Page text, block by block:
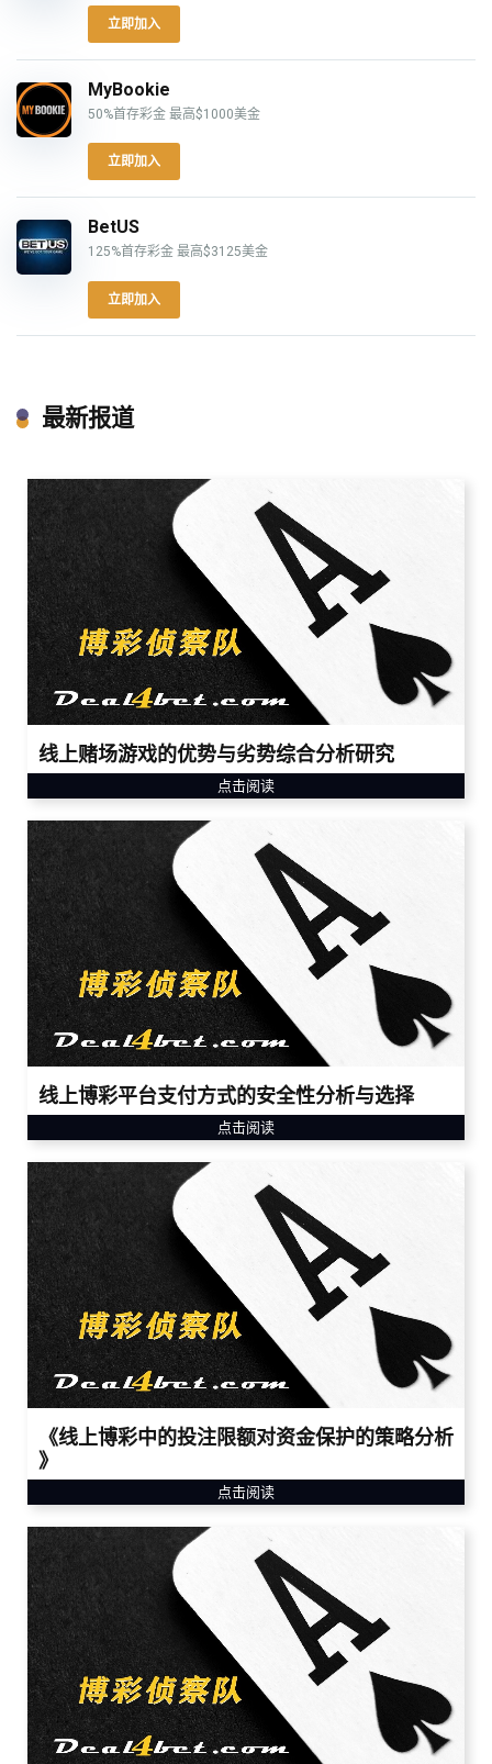
立即加入
MyBookie
50%首存彩金 最高$1000美金
立即加入
BetUS
125%首存彩金 最高$3125美金
立即加入
最新报道
线上赌场游戏的优势与劣势综合分析研究
点击阅读
线上博彩平台支付方式的安全性分析与选择
点击阅读
《线上博彩中的投注限额对资金保护的策略分析
》
点击阅读